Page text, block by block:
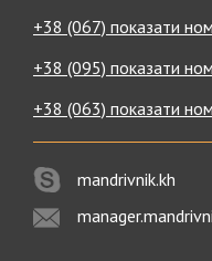
+38 (067) показати
+38 (095) показати
+38 (063) показати
mandrivnik.kh